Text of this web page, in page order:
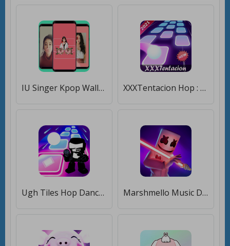
IU Singer Kpop Wallpaper- HD 4K [Premium] XXXTentacion Hop : Kpop Music [Много монет]
Ugh Tiles Hop Dance: Friday Funny Music [Много монет] Marshmello Music Dance [Мод меню]